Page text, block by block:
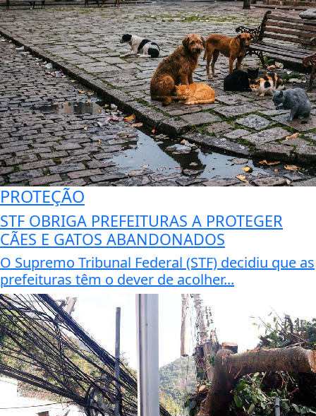
PROTEÇÃO
STF OBRIGA PREFEITURAS A PROTEGER
CÃES E GATOS ABANDONADOS
O Supremo Tribunal Federal (STF) decidiu que as
prefeituras têm o dever de acolher...